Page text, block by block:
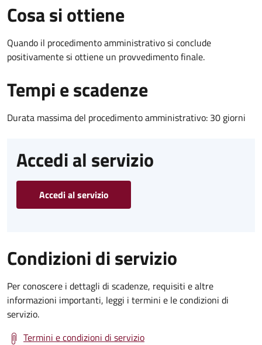
Cosa si ottiene
Quando il procedimento amministrativo si conclude
positivamente si ottiene un provvedimento finale.
Tempi e scadenze
Durata massima del procedimento amministrativo: 30 giorni
Accedi al servizio
Accedi al servizio
Condizioni di servizio
Per conoscere i dettagli di scadenze, requisiti e altre
informazioni importanti, leggi i termini e le condizioni di
servizio.
Termini e condizioni di servizio